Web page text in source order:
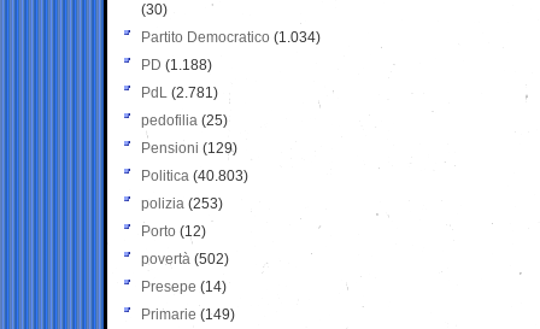
(30)
Partito Democratico (1.034)
PD (1.188)
PdL (2.781)
pedofilia (25)
Pensioni (129)
Politica (40.803)
polizia (253)
Porto (12)
povertà (502)
Presepe (14)
Primarie (149)